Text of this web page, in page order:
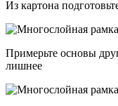
Из картона
Примерьте основы
лишнее